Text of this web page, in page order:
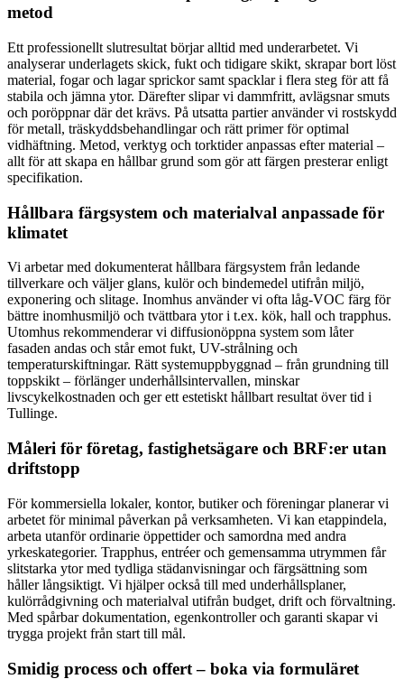
metod
Ett professionellt slutresultat börjar alltid med underarbetet. Vi
analyserar underlagets skick, fukt och tidigare skikt, skrapar bort löst
material, fogar och lagar sprickor samt spacklar i flera steg för att få
stabila och jämna ytor. Därefter slipar vi dammfritt, avlägsnar smuts
och poröppnar där det krävs. På utsatta partier använder vi rostskydd
för metall, träskyddsbehandlingar och rätt primer för optimal
vidhäftning. Metod, verktyg och torktider anpassas efter material –
allt för att skapa en hållbar grund som gör att färgen presterar enligt
specifikation.
Hållbara färgsystem och materialval anpassade för
klimatet
Vi arbetar med dokumenterat hållbara färgsystem från ledande
tillverkare och väljer glans, kulör och bindemedel utifrån miljö,
exponering och slitage. Inomhus använder vi ofta låg-VOC färg för
bättre inomhusmiljö och tvättbara ytor i t.ex. kök, hall och trapphus.
Utomhus rekommenderar vi diffusionöppna system som låter
fasaden andas och står emot fukt, UV-strålning och
temperaturskiftningar. Rätt systemuppbyggnad – från grundning till
toppskikt – förlänger underhållsintervallen, minskar
livscykelkostnaden och ger ett estetiskt hållbart resultat över tid i
Tullinge.
Måleri för företag, fastighetsägare och BRF:er utan
driftstopp
För kommersiella lokaler, kontor, butiker och föreningar planerar vi
arbetet för minimal påverkan på verksamheten. Vi kan etappindela,
arbeta utanför ordinarie öppettider och samordna med andra
yrkeskategorier. Trapphus, entréer och gemensamma utrymmen får
slitstarka ytor med tydliga städanvisningar och färgsättning som
håller långsiktigt. Vi hjälper också till med underhållsplaner,
kulörrådgivning och materialval utifrån budget, drift och förvaltning.
Med spårbar dokumentation, egenkontroller och garanti skapar vi
trygga projekt från start till mål.
Smidig process och offert – boka via formuläret